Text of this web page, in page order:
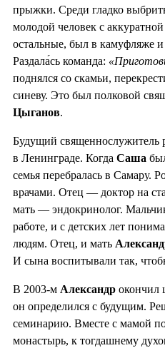
прыжки. Среди гладко
молодой человек с
остальные, был в камуфляже
Раздала́сь команда:
поднялся со скамьи,
синеву. Это был полковой
Цыганов.
Будущий священнослужитель
в Ленинграде. Когда Саша
семья перебралась в Самару.
врачами. Отец — доктор на
мать — эндокринолог.
работе, и с детских лет
людям. Отец, и мать
И сына воспитывали так,
В 2003-м Александр окончил
он определился с будущим.
семинарию. Вместе с мамой
монастырь, к тогдашнему